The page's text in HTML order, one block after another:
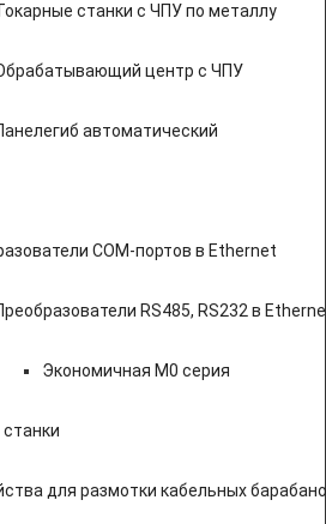
станки с ЧПУ по металлу
центр с ЧПУ
автоматический
COM-портов в Ethernet
RS485, RS232 в
Экономичная M0 серия
для размотки кабельных